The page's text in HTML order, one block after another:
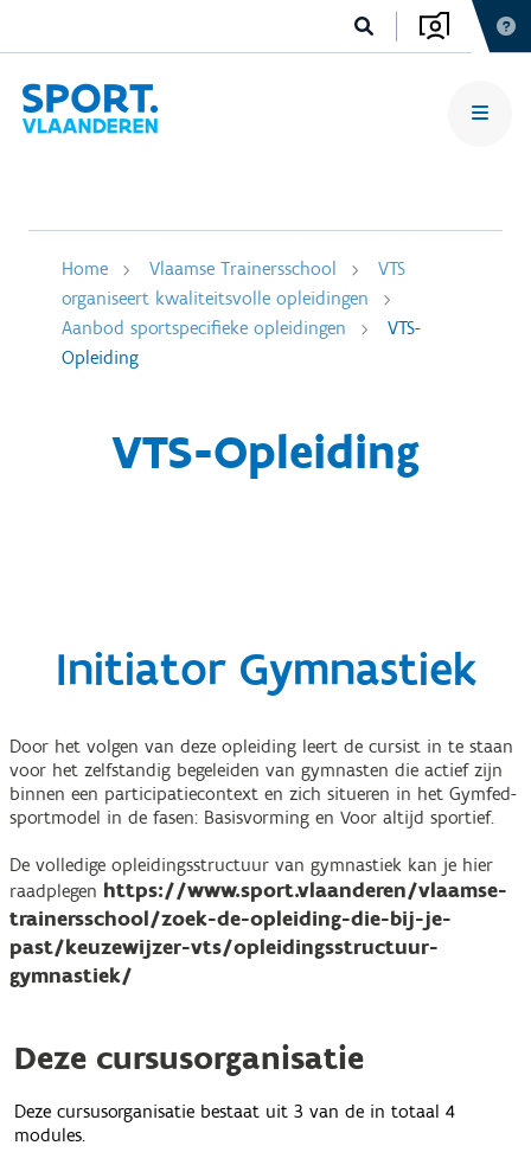
Home Vlaamse Trainersschool
VTS
organiseert kwaliteitsvolle opleidingen
Aanbod sportspecifieke opleidingen
VTS-
Opleiding
VTS-Opleiding